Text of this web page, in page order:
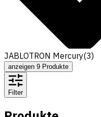
JABLOTRON Mercury(3)
anzeigen 9 Produkte
Filter